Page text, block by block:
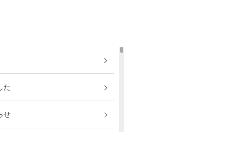
た
せ